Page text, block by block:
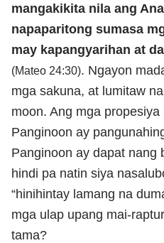
mangakikita nila ang
napaparitong sumasa
may kapangyarihan at
(Mateo 24:30). Ngayon
mga sakuna, at lumitaw
moon. Ang mga
Panginoon ay
Panginoon ay dapat nang
hindi pa natin siya
“hinihintay lamang na
mga ulap upang mai-
tama?